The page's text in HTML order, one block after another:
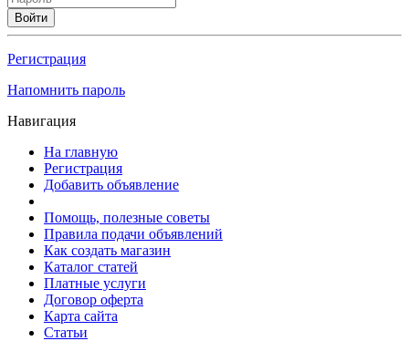
Войти
Регистрация
Напомнить пароль
Навигация
На главную
Регистрация
Добавить объявление
Помощь, полезные советы
Правила подачи объявлений
Как создать магазин
Каталог статей
Платные услуги
Договор оферта
Карта сайта
Статьи